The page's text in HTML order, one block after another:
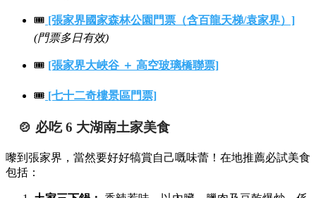
🎟️ [張家界國家森林公園門票（含百龍天梯/袁家界）]
(門票多日有效)
🎟️ [張家界大峽谷 ＋ 高空玻璃橋聯票]
🎟️ [七十二奇樓景區門票]
🍲 必吃 6 大湖南土家美食
嚟到張家界，當然要好好犒賞自己嘅味蕾！在地推薦必試美食
包括：